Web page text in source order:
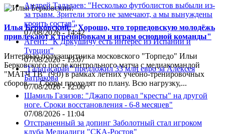
Илья Берковский: "Хорошо, что торпедовскую молодёжь
привлекают к тренировкам и играм основной команды"
Интервью полузащитника московского "Торпедо" Ильи
Берковского после контрольного матча с медиакомандой
"МАТЧ ТВ" (9:0) в рамках летних учебно-тренировочных
сборов.— Сборы проходят по плану. Всю нагрузку,...
Андрей Талалаев: "Несколько футболистов выбыли из-
за травм. Зрители этого не замечают, а мы вынуждены
кроить состав"
07/08/2026 - 14:42
Агент: "К Дркушичу есть интерес из Испании и
Турции"
07/08/2026 - 13:07
"Галатасарай" предложил 33 млн евро за Алексея
Батракова
07/08/2026 - 12:06
Шамиль Газизов: "Джапо порвал "кресты" на другой
ноге. Сроки восстановления - 6-8 месяцев"
07/08/2026 - 11:04
Отстраненный за допинг Заболотный стал игроком
клуба Медиалиги "СКА-Ростов"